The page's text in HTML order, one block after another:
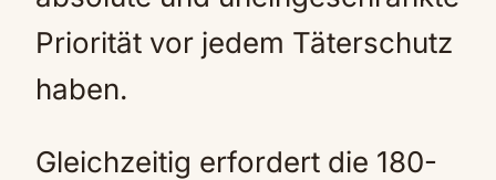
Priorität vor jedem Täterschutz
haben.
Gleichzeitig erfordert die 180-